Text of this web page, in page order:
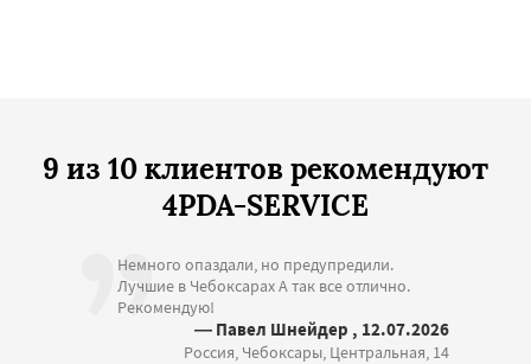
9 из 10 клиентов рекомендуют
4PDA-SERVICE
Немного опаздали, но предупредили.
Лучшие в Чебоксарах А так все отлично.
Рекомендую!
— Павел Шнейдер , 12.07.2026
Россия, Чебоксары, Центральная, 14